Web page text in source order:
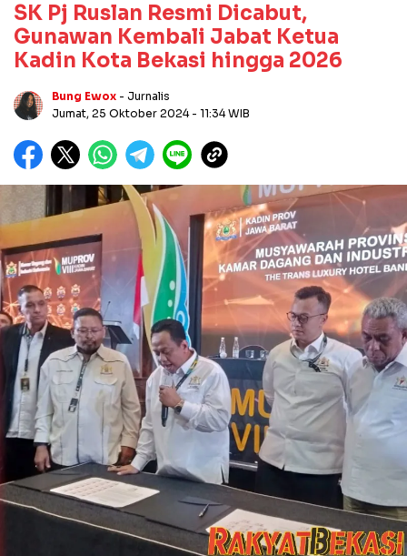
SK Pj Ruslan Resmi Dicabut,
Gunawan Kembali Jabat Ketua
Kadin Kota Bekasi hingga 2026
Bung Ewox - Jurnalis
Jumat, 25 Oktober 2024 - 11:34 WIB